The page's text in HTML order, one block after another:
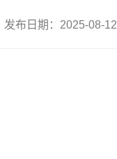
发布日期：2025-08-12